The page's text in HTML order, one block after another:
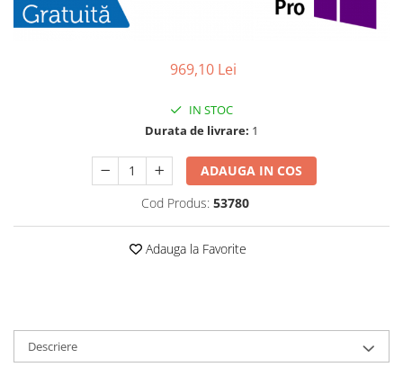
969,10 Lei
IN STOC
Durata de livrare: 1
ADAUGA IN COS
Cod Produs: 53780
Adauga la Favorite
Descriere